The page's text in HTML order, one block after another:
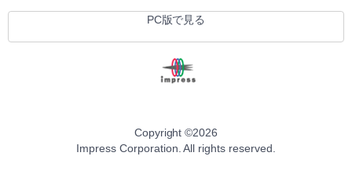
PC版で見る
Copyright ©2026
Impress Corporation. All rights reserved.